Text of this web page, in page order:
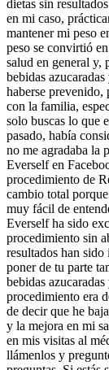
dietas sin
en mi caso,
mantener mi peso
peso se convirtió
salud en general
bebidas
haberse prevenido,
con la familia,
solo buscas lo que
pasado, había
no me agradaba la
Everself en
procedimiento de
cambio total
muy fácil de
Everself ha sido
procedimiento sin
resultados han
poner de tu parte
bebidas
procedimiento era
de decir que he
y la mejora en mi
en mis visitas al
llámenlos y